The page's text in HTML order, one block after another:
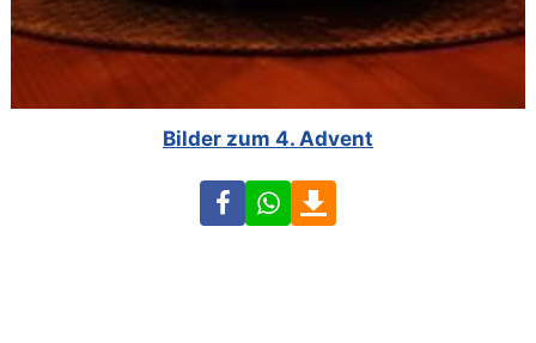
Bilder zum 4. Advent
FacebookWhatsApp